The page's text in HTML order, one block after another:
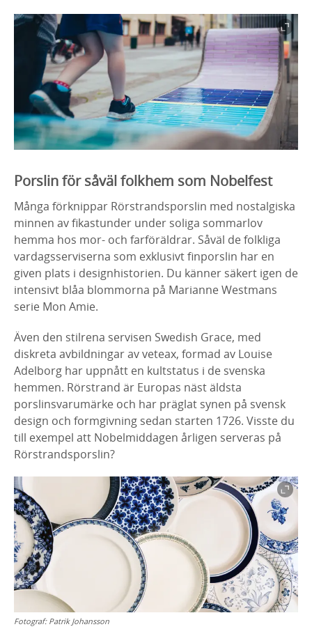
Porslin för såväl folkhem som Nobelfest
Många förknippar Rörstrandsporslin med nostalgiska
minnen av fikastunder under soliga sommarlov
hemma hos mor- och farföräldrar. Såväl de folkliga
vardagsserviserna som exklusivt finporslin har en
given plats i designhistorien. Du känner säkert igen de
intensivt blåa blommorna på Marianne Westmans
serie Mon Amie.
Även den stilrena servisen Swedish Grace, med
diskreta avbildningar av veteax, formad av Louise
Adelborg har uppnått en kultstatus i de svenska
hemmen. Rörstrand är Europas näst äldsta
porslinsvarumärke och har präglat synen på svensk
design och formgivning sedan starten 1726. Visste du
till exempel att Nobelmiddagen årligen serveras på
Rörstrandsporslin?
Fotograf: Patrik Johansson